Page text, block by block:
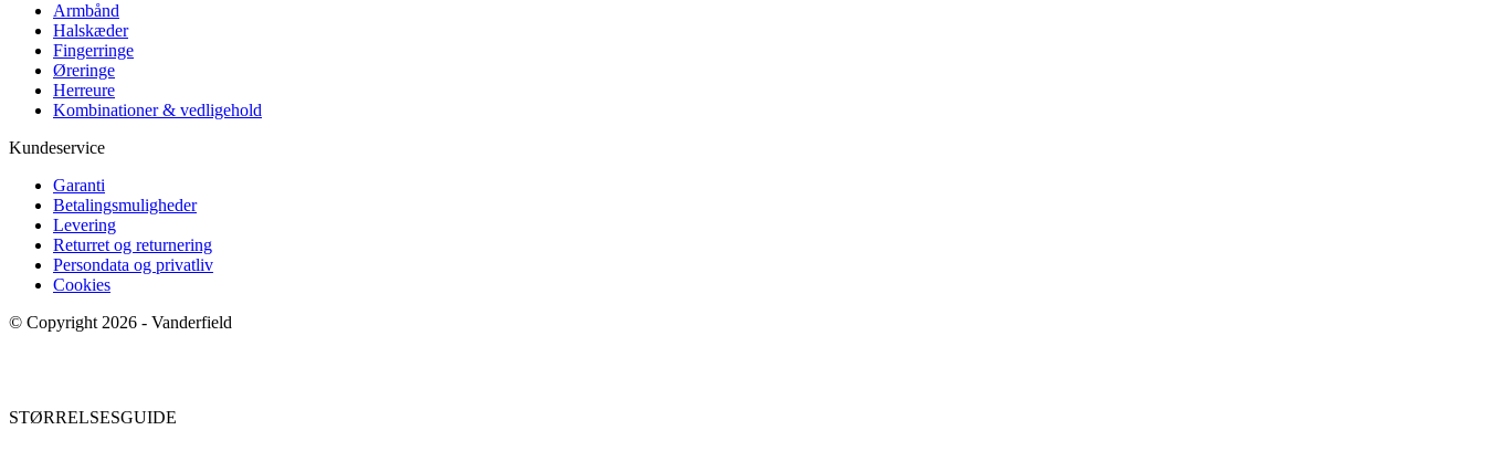
Armbånd
Halskæder
Fingerringe
Øreringe
Herreure
Kombinationer & vedligehold
Kundeservice
Garanti
Betalingsmuligheder
Levering
Returret og returnering
Persondata og privatliv
Cookies
© Copyright 2026 - Vanderfield
STØRRELSESGUIDE